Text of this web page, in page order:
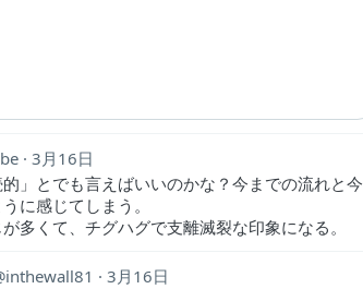
3月16日
」とでも言えばいいのかな？今までの流れと今
に感じてしまう。
多くて、チグハグで支離滅裂な印象になる。
inthewall81
3月16日